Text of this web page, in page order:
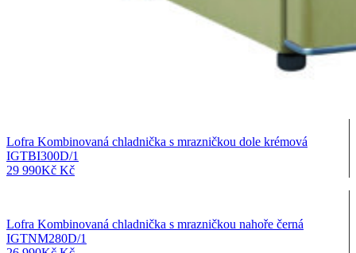
Lofra Kombinovaná chladnička s mrazničkou dole krémová
IGTBI300D/1
29 990Kč Kč
Lofra Kombinovaná chladnička s mrazničkou nahoře černá
IGTNM280D/1